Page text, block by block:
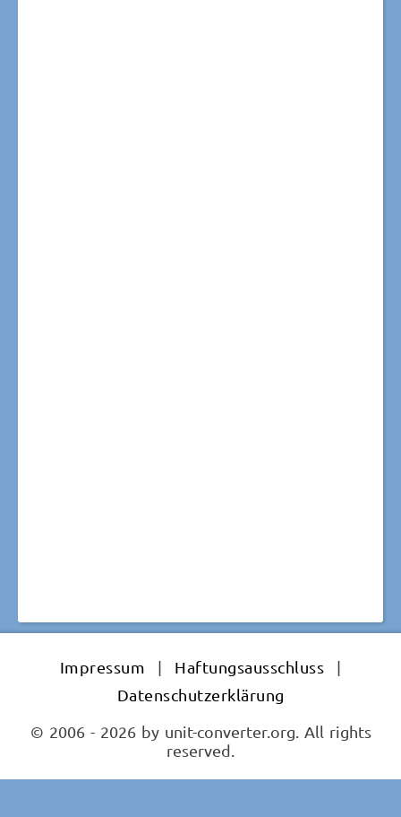
Impressum | Haftungsausschluss
|
Datenschutzerklärung
© 2006 - 2026 by unit-converter.org. All rights
reserved.